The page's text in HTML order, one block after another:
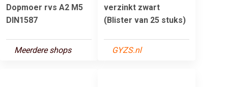
Dopmoer rvs A2 M5
DIN1587
Meerdere shops
verzinkt zwart
(Blister van 25 stuks)
GYZS.nl